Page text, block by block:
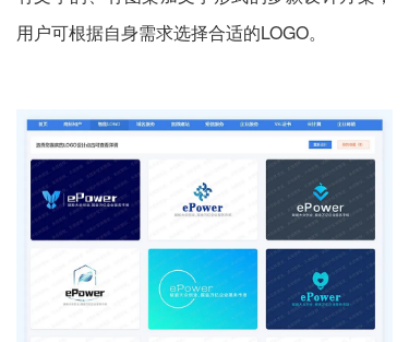
用户可根据自身需求选择合适的LOGO。